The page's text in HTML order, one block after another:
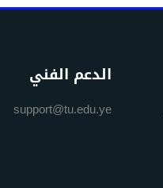
الدعم الفني
support@tu.edu.ye